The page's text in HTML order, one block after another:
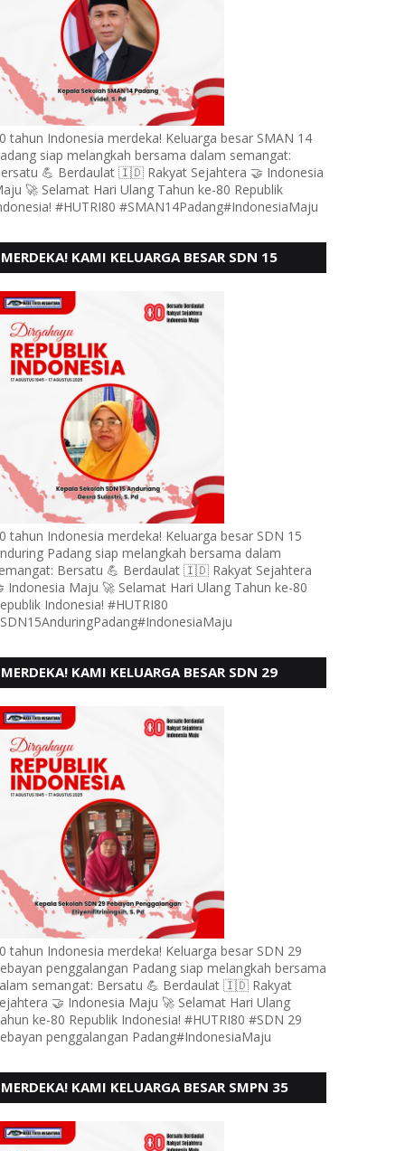
tahun Indonesia merdeka! Keluarga besar SMAN 14
siap melangkah bersama dalam semangat:
💪 Berdaulat 🇮🇩 Rakyat Sejahtera 🤝 Indonesia
🚀 Selamat Hari Ulang Tahun ke-80 Republik
#HUTRI80 #SMAN14Padang#IndonesiaMaju
MERDEKA! KAMI KELUARGA BESAR SDN 15
- 80
tahun Indonesia merdeka! Keluarga besar SDN 15
Padang siap melangkah bersama dalam
Bersatu 💪 Berdaulat 🇮🇩 Rakyat Sejahtera
Indonesia Maju 🚀 Selamat Hari Ulang Tahun ke-80
Indonesia! #HUTRI80
MERDEKA! KAMI KELUARGA BESAR SDN 29
MENGUCAPKAN HUT RI KE - 80
tahun Indonesia merdeka! Keluarga besar SDN 29
penggalangan Padang siap melangkah bersama
semangat: Bersatu 💪 Berdaulat 🇮🇩 Rakyat
🤝 Indonesia Maju 🚀 Selamat Hari Ulang
ke-80 Republik Indonesia! #HUTRI80 #SDN 29
penggalangan Padang#IndonesiaMaju
MERDEKA! KAMI KELUARGA BESAR SMPN 35